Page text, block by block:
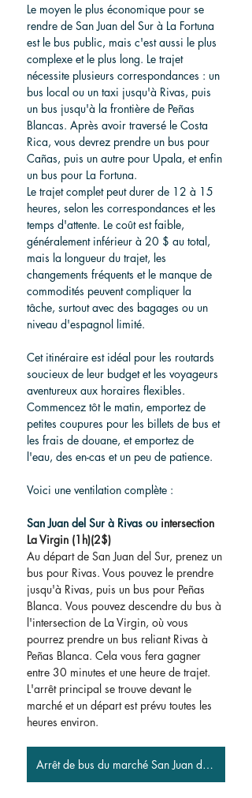
Le moyen le plus économique pour se
rendre de San Juan del Sur à La Fortuna
est le bus public, mais c'est aussi le plus
complexe et le plus long. Le trajet
nécessite plusieurs correspondances : un
bus local ou un taxi jusqu'à Rivas, puis
un bus jusqu'à la frontière de Peñas
Blancas. Après avoir traversé le Costa
Rica, vous devrez prendre un bus pour
Cañas, puis un autre pour Upala, et enfin
un bus pour La Fortuna.
Le trajet complet peut durer de 12 à 15
heures, selon les correspondances et les
temps d'attente. Le coût est faible,
généralement inférieur à 20 $ au total,
mais la longueur du trajet, les
changements fréquents et le manque de
commodités peuvent compliquer la
tâche, surtout avec des bagages ou un
niveau d'espagnol limité.
Cet itinéraire est idéal pour les routards
soucieux de leur budget et les voyageurs
aventureux aux horaires flexibles.
Commencez tôt le matin, emportez de
petites coupures pour les billets de bus et
les frais de douane, et emportez de
l'eau, des en-cas et un peu de patience.
Voici une ventilation complète :
San Juan del Sur à Rivas ou intersection
La Virgin (1h)(2$)
Au départ de San Juan del Sur, prenez un
bus pour Rivas. Vous pouvez le prendre
jusqu'à Rivas, puis un bus pour Peñas
Blanca. Vous pouvez descendre du bus à
l'intersection de La Virgin, où vous
pourrez prendre un bus reliant Rivas à
Peñas Blanca. Cela vous fera gagner
entre 30 minutes et une heure de trajet.
L'arrêt principal se trouve devant le
marché et un départ est prévu toutes les
heures environ.
Arrêt de bus du marché San Juan del Sur